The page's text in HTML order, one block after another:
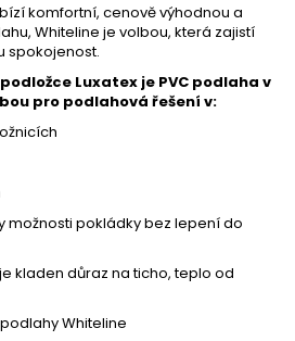
komfortní, cenově výhodnou a
Whiteline je volbou, která zajistí
spokojenost.
Luxatex je PVC podlaha v
pro podlahová řešení v:
možnosti pokládky bez lepení do
kladen důraz na ticho, teplo od
Whiteline